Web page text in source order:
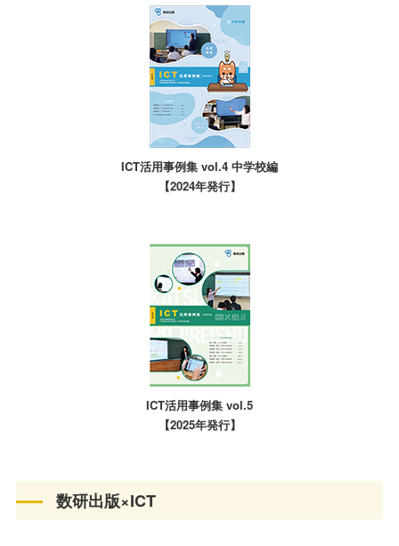
ICT活用事例集 vol.4 中学校編
【2024年発行】
ICT活用事例集 vol.5
【2025年発行】
数研出版×ICT